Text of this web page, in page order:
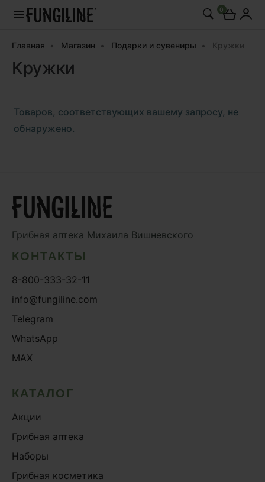
0
Главная Магазин Подарки и сувениры Кружки
Кружки
Товаров, соответствующих вашему запросу, не
обнаружено.
Грибная аптека Михаила Вишневского
КОНТАКТЫ
8-800-333-32-11
info@fungiline.com
Telegram
WhatsApp
MAX
КАТАЛОГ
Акции
Грибная аптека
Наборы
Грибная косметика